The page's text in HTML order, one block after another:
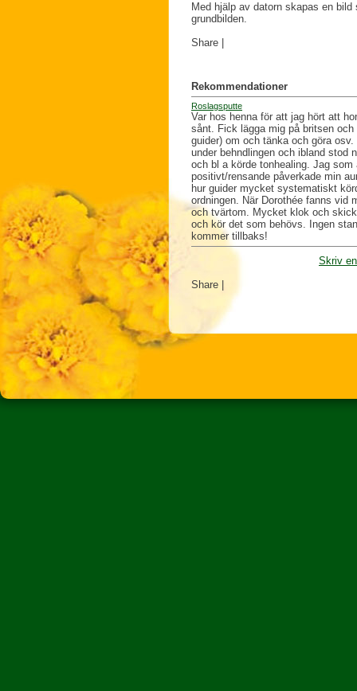
Med hjälp av datorn skapas en
grundbilden.
Share
Rekommendationer
Roslagsputte
Var hos henna för att jag hört att
sånt. Fick lägga mig på britsen
guider) om och tänka och göra
under behndlingen och ibland stod
och bl a körde tonhealing. Jag
positivt/rensande påverkade min
hur guider mycket systematiskt
ordningen. När Dorothée fanns vid
och tvärtom. Mycket klok och
och kör det som behövs. Ingen
kommer tillbaks!
Skriv
Share